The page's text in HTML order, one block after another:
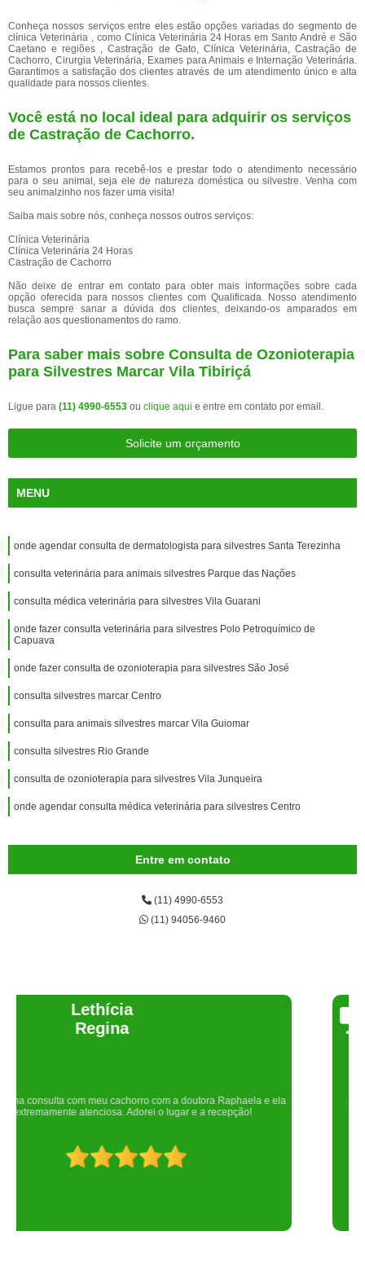
Conheça nossos serviços entre eles estão opções variadas do segmento de
clínica Veterinária , como Clínica Veterinária 24 Horas em Santo André e São
Caetano e regiões , Castração de Gato, Clínica Veterinária, Castração de
Cachorro, Cirurgia Veterinária, Exames para Animais e Internação Veterinária.
Garantimos a satisfação dos clientes através de um atendimento único e alta
qualidade para nossos clientes.
Você está no local ideal para adquirir os serviços
de Castração de Cachorro.
Estamos prontos para recebê-los e prestar todo o atendimento necessário
para o seu animal, seja ele de natureza doméstica ou silvestre. Venha com
seu animalzinho nos fazer uma visita!
Saiba mais sobre nós, conheça nossos outros serviços:
Clínica Veterinária
Clínica Veterinária 24 Horas
Castração de Cachorro
Não deixe de entrar em contato para obter mais informações sobre cada
opção oferecida para nossos clientes com Qualificada. Nosso atendimento
busca sempre sanar a dúvida dos clientes, deixando-os amparados em
relação aos questionamentos do ramo.
Para saber mais sobre Consulta de Ozonioterapia
para Silvestres Marcar Vila Tibiriçá
Ligue para (11) 4990-6553 ou clique aqui e entre em contato por email.
Solicite um orçamento
MENU
onde agendar consulta de dermatologista para silvestres Santa Terezinha
consulta veterinária para animais silvestres Parque das Nações
consulta médica veterinária para silvestres Vila Guarani
onde fazer consulta veterinária para silvestres Polo Petroquímico de
Capuava
onde fazer consulta de ozonioterapia para silvestres São José
consulta silvestres marcar Centro
consulta para animais silvestres marcar Vila Guiomar
consulta silvestres Rio Grande
consulta de ozonioterapia para silvestres Vila Junqueira
onde agendar consulta médica veterinária para silvestres Centro
Entre em contato
(11) 4990-6553
(11) 94056-9460
Joelma Lilian
Um lugar maravilhoso. Sempre serei grata pelo que fizeram por nós!